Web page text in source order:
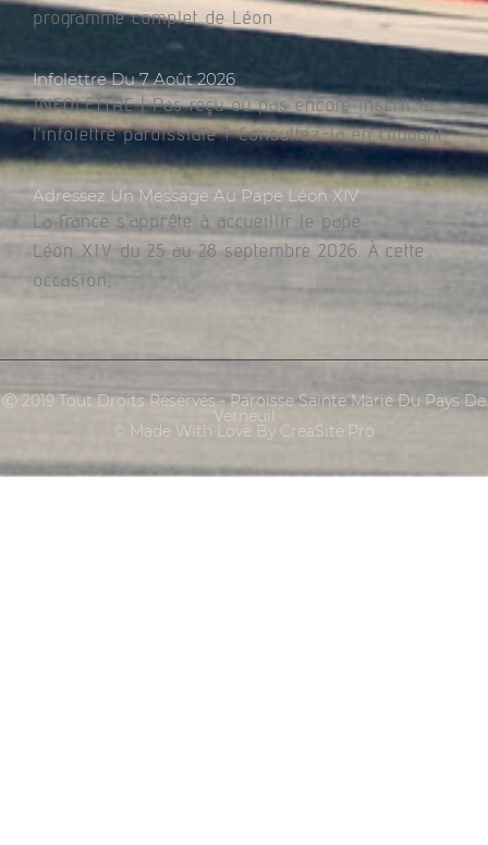
programme complet de Léon
Infolettre Du 7 Août 2026
INFOLETTRE | Pas reçu ou pas encore inscrit à
l’infolettre paroissiale ? Consultez-la en cliquant
Adressez Un Message Au Pape Léon XIV
La France s’apprête à accueillir le pape
Léon XIV du 25 au 28 septembre 2026. À cette
occasion,
Ⓒ 2019 Tout Droits Réservés - Paroisse Sainte Marie Du Pays De
Verneuil
© Made With Love By CreaSite.Pro